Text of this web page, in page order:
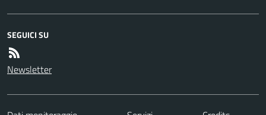
SEGUICI SU
Newsletter